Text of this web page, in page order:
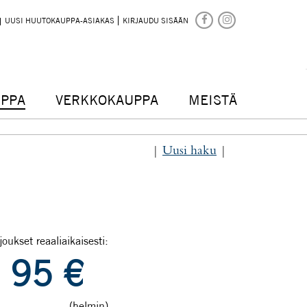
UUSI HUUTOKAUPPA-ASIAKAS KIRJAUDU SISÄÄN
VERKKOKAUPPA MEISTÄ
Uusi haku
reaaliaikaisesti:
95 €